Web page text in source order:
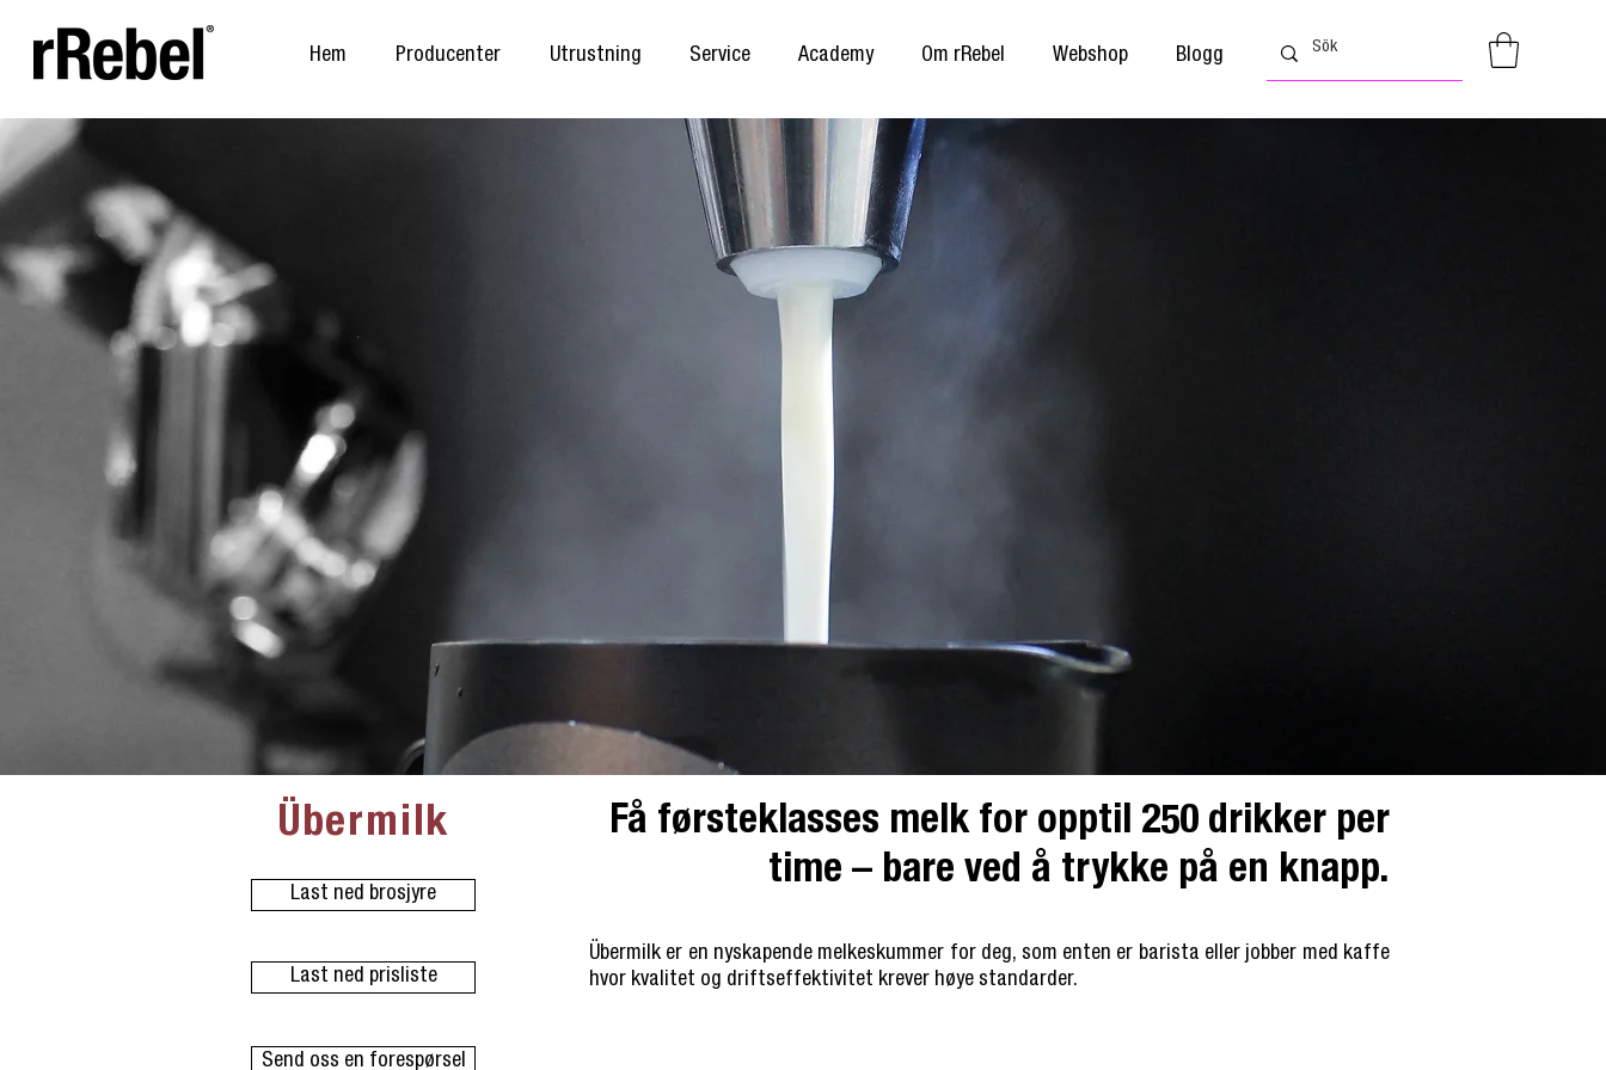
Hem Producenter Utrustning Service Academy Om rRebel Webshop Blogg
​Übermilk
Last ned brosjyre
Last ned prisliste
Send oss en forespørsel
Få førsteklasses melk for opptil 250 drikker per
time – bare ved å trykke på en knapp.
Übermilk er en nyskapende melkeskummer for deg, som enten er barista eller jobber med kaffe
hvor kvalitet og driftseffektivitet krever høye standarder.